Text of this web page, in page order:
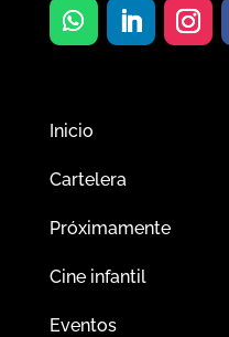
Inicio
Cartelera
Próximamente
Cine infantil
Eventos